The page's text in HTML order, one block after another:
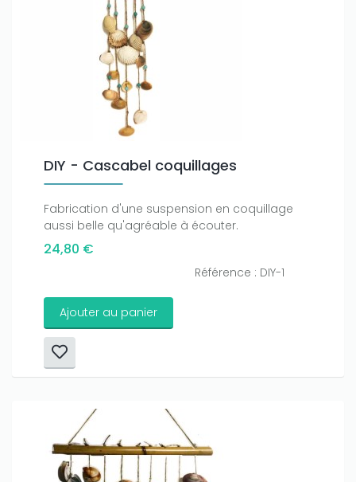
DIY - Cascabel coquillages
Fabrication d'une suspension en coquillage
aussi belle qu'agréable à écouter.
24,80 €
Référence : DIY-1
Ajouter au panier